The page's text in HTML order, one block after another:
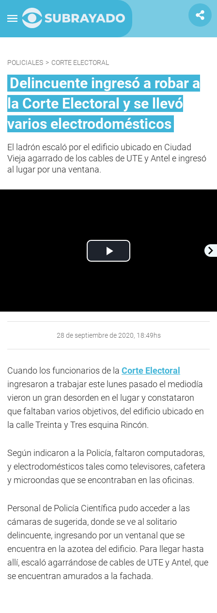
POLICIALES > CORTE ELECTORAL
Delincuente ingresó a robar a
la Corte Electoral y se llevó
varios electrodomésticos
El ladrón escaló por el edificio ubicado en Ciudad
Vieja agarrado de los cables de UTE y Antel e ingresó
al lugar por una ventana.
Play
28 de septiembre de 2020, 18:49hs
Cuando los funcionarios de la Corte Electoral
ingresaron a trabajar este lunes pasado el mediodía
vieron un gran desorden en el lugar y constataron
que faltaban varios objetivos, del edificio ubicado en
la calle Treinta y Tres esquina Rincón.
Según indicaron a la Policía, faltaron computadoras,
y electrodomésticos tales como televisores, cafetera
y microondas que se encontraban en las oficinas.
Personal de Policía Científica pudo acceder a las
cámaras de sugerida, donde se ve al solitario
delincuente, ingresando por un ventanal que se
encuentra en la azotea del edificio. Para llegar hasta
allí, escaló agarrándose de cables de UTE y Antel, que
se encuentran amurados a la fachada.